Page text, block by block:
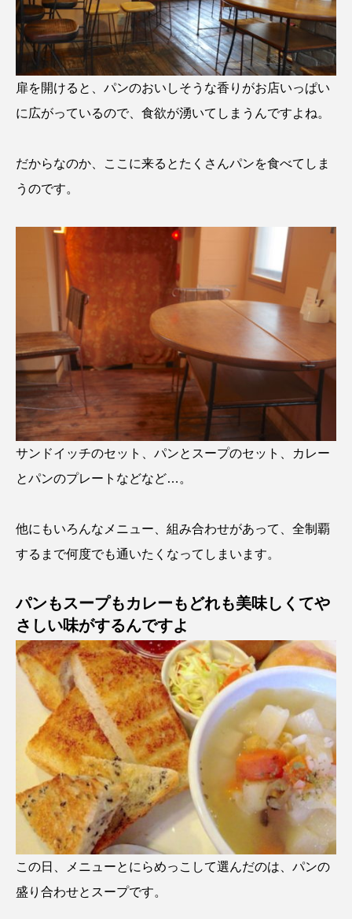
扉を開けると、パンのおいしそうな香りがお店いっぱい
に広がっているので、食欲が湧いてしまうんですよね。
だからなのか、ここに来るとたくさんパンを食べてしま
うのです。
サンドイッチのセット、パンとスープのセット、カレー
とパンのプレートなどなど…。
他にもいろんなメニュー、組み合わせがあって、全制覇
するまで何度でも通いたくなってしまいます。
パンもスープもカレーもどれも美味しくてや
さしい味がするんですよ
この日、メニューとにらめっこして選んだのは、パンの
盛り合わせとスープです。